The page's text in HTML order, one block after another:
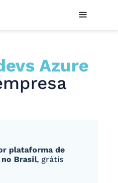
Azure
plataforma de
Brasil, grátis